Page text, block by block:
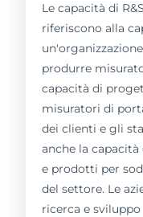
Le capacità di
riferiscono alla
produrre
capacità di
misuratori di
dei clienti e gli
anche la
e prodotti per
del settore. Le
ricerca e